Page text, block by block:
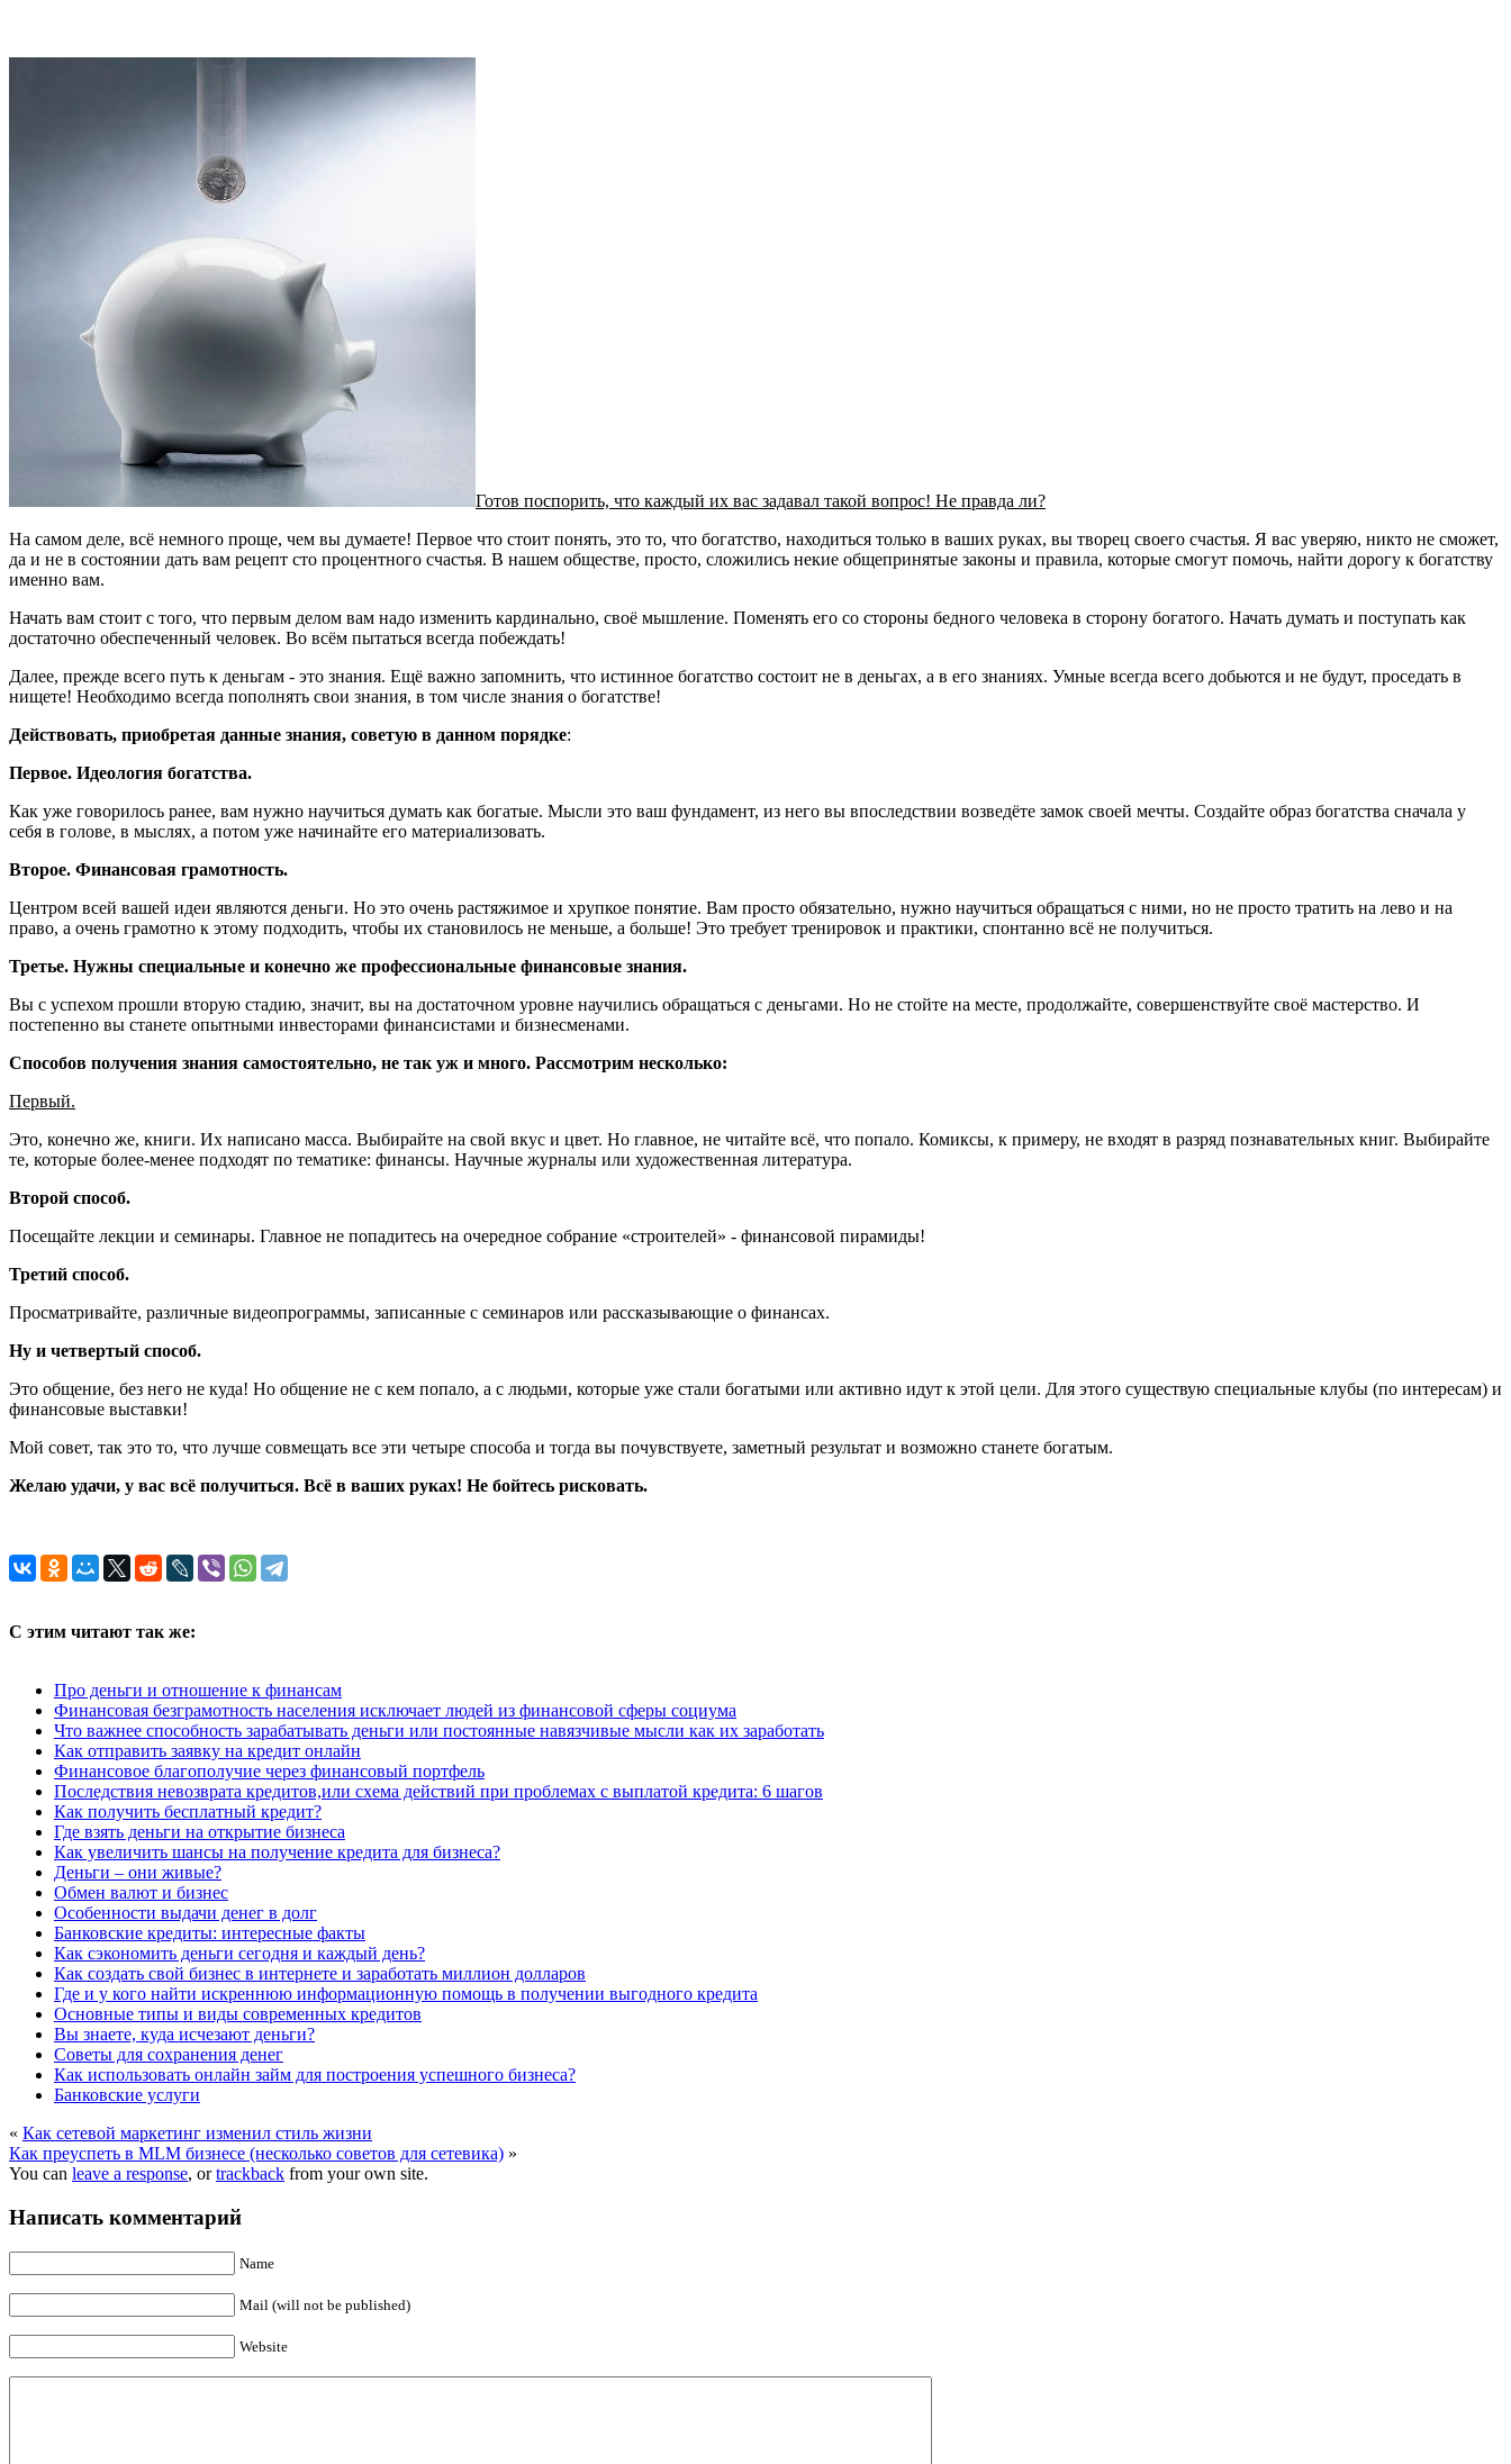
Готов поспорить, что каждый их вас задавал такой вопрос! Не правда ли?
На самом деле, всё немного проще, чем вы думаете! Первое что стоит понять, это то, что богатство, находиться только в ваших руках, вы творец своего счастья. Я вас уверяю, никто не сможет,
да и не в состоянии дать вам рецепт сто процентного счастья. В нашем обществе, просто, сложились некие общепринятые законы и правила, которые смогут помочь, найти дорогу к богатству
именно вам.
Начать вам стоит с того, что первым делом вам надо изменить кардинально, своё мышление. Поменять его со стороны бедного человека в сторону богатого. Начать думать и поступать как
достаточно обеспеченный человек. Во всём пытаться всегда побеждать!
Далее, прежде всего путь к деньгам - это знания. Ещё важно запомнить, что истинное богатство состоит не в деньгах, а в его знаниях. Умные всегда всего добьются и не будут, проседать в
нищете! Необходимо всегда пополнять свои знания, в том числе знания о богатстве!
Действовать, приобретая данные знания, советую в данном порядке:
Первое. Идеология богатства.
Как уже говорилось ранее, вам нужно научиться думать как богатые. Мысли это ваш фундамент, из него вы впоследствии возведёте замок своей мечты. Создайте образ богатства сначала у
себя в голове, в мыслях, а потом уже начинайте его материализовать.
Второе. Финансовая грамотность.
Центром всей вашей идеи являются деньги. Но это очень растяжимое и хрупкое понятие. Вам просто обязательно, нужно научиться обращаться с ними, но не просто тратить на лево и на
право, а очень грамотно к этому подходить, чтобы их становилось не меньше, а больше! Это требует тренировок и практики, спонтанно всё не получиться.
Третье. Нужны специальные и конечно же профессиональные финансовые знания.
Вы с успехом прошли вторую стадию, значит, вы на достаточном уровне научились обращаться с деньгами. Но не стойте на месте, продолжайте, совершенствуйте своё мастерство. И
постепенно вы станете опытными инвесторами финансистами и бизнесменами.
Способов получения знания самостоятельно, не так уж и много. Рассмотрим несколько:
Первый.
Это, конечно же, книги. Их написано масса. Выбирайте на свой вкус и цвет. Но главное, не читайте всё, что попало. Комиксы, к примеру, не входят в разряд познавательных книг. Выбирайте
те, которые более-менее подходят по тематике: финансы. Научные журналы или художественная литература.
Второй способ.
Посещайте лекции и семинары. Главное не попадитесь на очередное собрание «строителей» - финансовой пирамиды!
Третий способ.
Просматривайте, различные видеопрограммы, записанные с семинаров или рассказывающие о финансах.
Ну и четвертый способ.
Это общение, без него не куда! Но общение не с кем попало, а с людьми, которые уже стали богатыми или активно идут к этой цели. Для этого существую специальные клубы (по интересам) и
финансовые выставки!
Мой совет, так это то, что лучше совмещать все эти четыре способа и тогда вы почувствуете, заметный результат и возможно станете богатым.
Желаю удачи, у вас всё получиться. Всё в ваших руках! Не бойтесь рисковать.
С этим читают так же:
Про деньги и отношение к финансам
Финансовая безграмотность населения исключает людей из финансовой сферы социума
Что важнее способность зарабатывать деньги или постоянные навязчивые мысли как их заработать
Как отправить заявку на кредит онлайн
Финансовое благополучие через финансовый портфель
Последствия невозврата кредитов,или схема действий при проблемах с выплатой кредита: 6 шагов
Как получить бесплатный кредит?
Где взять деньги на открытие бизнеса
Как увеличить шансы на получение кредита для бизнеса?
Деньги – они живые?
Обмен валют и бизнес
Особенности выдачи денег в долг
Банковские кредиты: интересные факты
Как сэкономить деньги сегодня и каждый день?
Как создать свой бизнес в интернете и заработать миллион долларов
Где и у кого найти искреннюю информационную помощь в получении выгодного кредита
Основные типы и виды современных кредитов
Вы знаете, куда исчезают деньги?
Советы для сохранения денег
Как использовать онлайн займ для построения успешного бизнеса?
Банковские услуги
« Как сетевой маркетинг изменил стиль жизни
Как преуспеть в MLM бизнесе (несколько советов для сетевика) »
You can leave a response, ortrackback from your own site.
Написать комментарий
Name
Mail (will not be published)
Website